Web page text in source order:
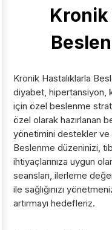
Kronik
Kronik Hastalıklarla
diyabet, hipertansiyon,
için özel beslenme
özel olarak hazırlanan
yönetimini destekler ve
Beslenme düzeninizi,
ihtiyaçlarınıza uygun
seansları, ilerleme
ile sağlığınızı
artırmayı hedefleriz.